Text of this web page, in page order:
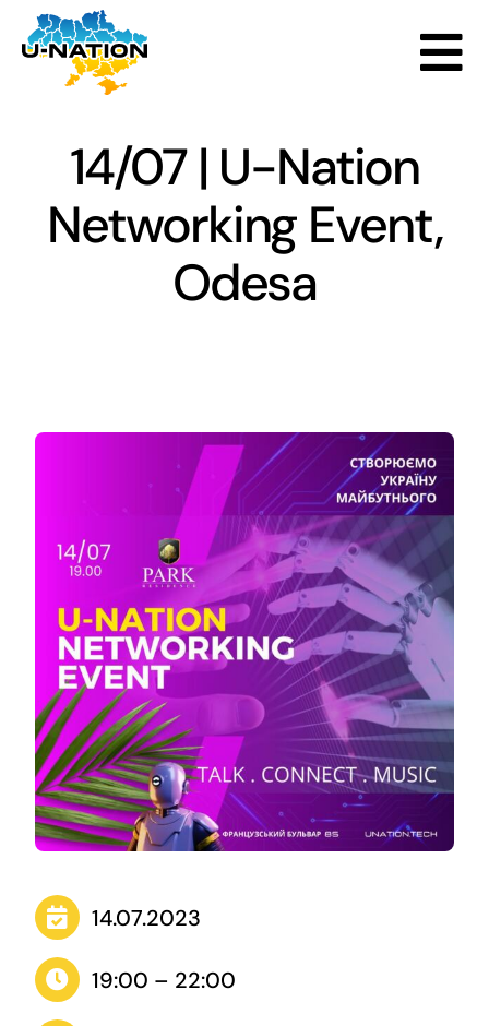
Skip
content
Accelerator
Startups
Partners
Contacts
14/07 | U-Nation
Networking Event,
Odesa
14.07.2023
19:00 – 22:00